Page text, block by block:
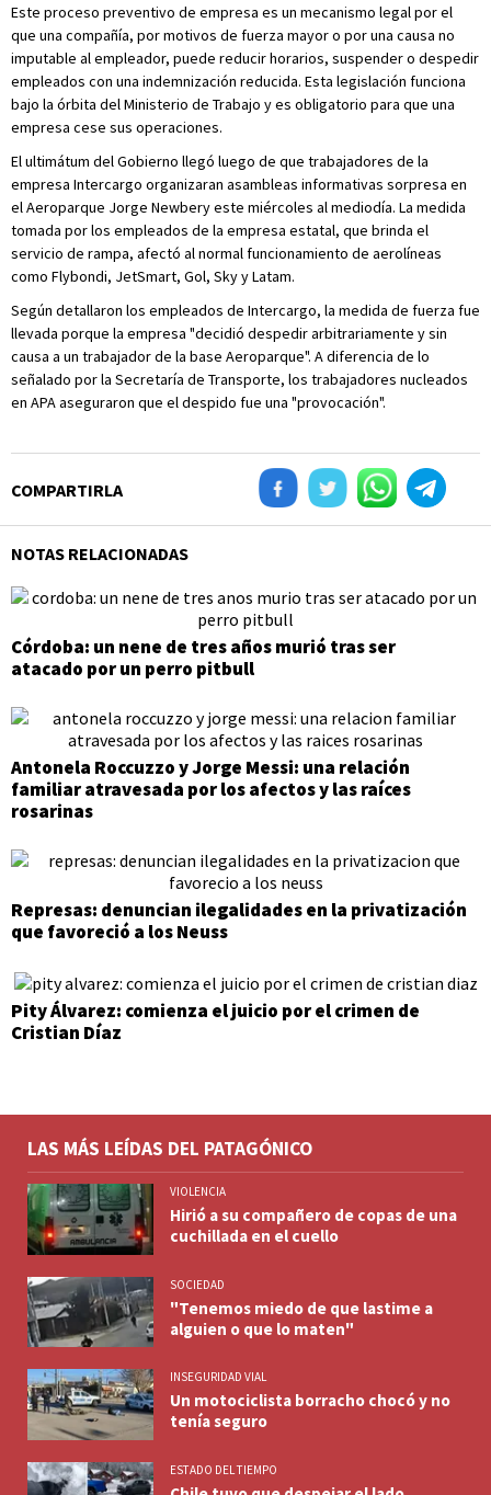
Este proceso preventivo de empresa es un mecanismo legal por el
que una compañía, por motivos de fuerza mayor o por una causa no
imputable al empleador, puede reducir horarios, suspender o despedir
empleados con una indemnización reducida. Esta legislación funciona
bajo la órbita del Ministerio de Trabajo y es obligatorio para que una
empresa cese sus operaciones.
El ultimátum del Gobierno llegó luego de que trabajadores de la
empresa Intercargo organizaran asambleas informativas sorpresa en
el Aeroparque Jorge Newbery este miércoles al mediodía. La medida
tomada por los empleados de la empresa estatal, que brinda el
servicio de rampa, afectó al normal funcionamiento de aerolíneas
como Flybondi, JetSmart, Gol, Sky y Latam.
Según detallaron los empleados de Intercargo, la medida de fuerza fue
llevada porque la empresa "decidió despedir arbitrariamente y sin
causa a un trabajador de la base Aeroparque". A diferencia de lo
señalado por la Secretaría de Transporte, los trabajadores nucleados
en APA aseguraron que el despido fue una "provocación".
COMPARTIRLA
NOTAS RELACIONADAS
Córdoba: un nene de tres años murió tras ser
atacado por un perro pitbull
Antonela Roccuzzo y Jorge Messi: una relación
familiar atravesada por los afectos y las raíces
rosarinas
Represas: denuncian ilegalidades en la privatización
que favoreció a los Neuss
Pity Álvarez: comienza el juicio por el crimen de
Cristian Díaz
LAS MÁS LEÍDAS DEL PATAGÓNICO
VIOLENCIA
Hirió a su compañero de copas de una
cuchillada en el cuello
SOCIEDAD
"Tenemos miedo de que lastime a
alguien o que lo maten"
INSEGURIDAD VIAL
Un motociclista borracho chocó y no
tenía seguro
ESTADO DEL TIEMPO